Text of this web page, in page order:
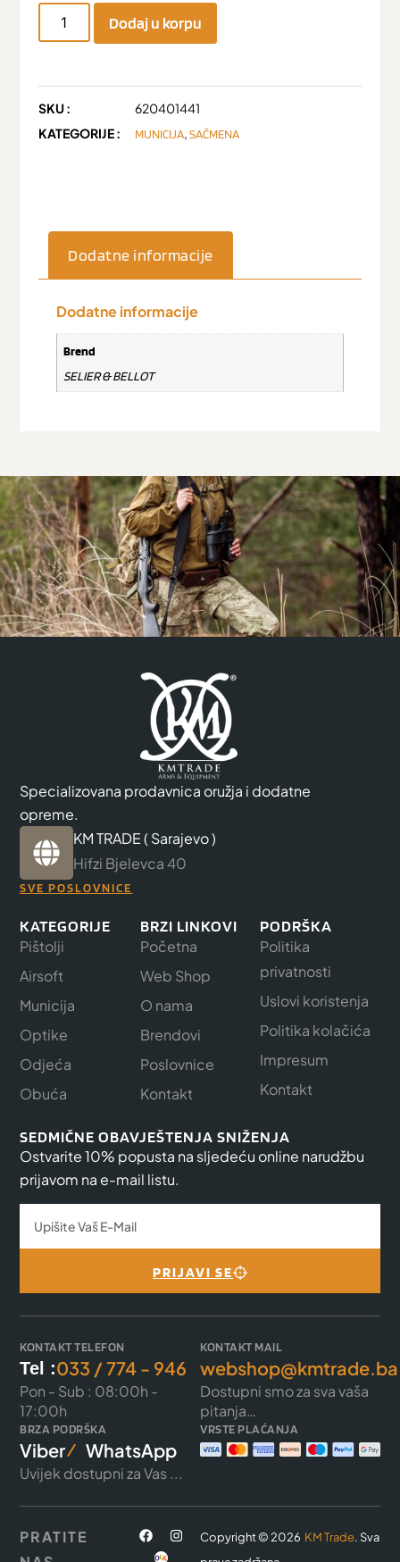
Dodaj u korpu
SKU :
620401441
KATEGORIJE :
MUNICIJA,SAČMENA
Dodatne informacije
Dodatne informacije
Brend
SELIER & BELLOT
Specializovana prodavnica oružja i dodatne
opreme.
KM TRADE ( Sarajevo )
Hifzi Bjelevca 40
SVE POSLOVNICE
KATEGORIJE
Pištolji
Airsoft
Municija
Optike
Odjeća
Obuća
BRZI LINKOVI
Početna
Web Shop
O nama
Brendovi
Poslovnice
Kontakt
PODRŠKA
Politika
privatnosti
Uslovi koristenja
Politika kolačića
Impresum
Kontakt
SEDMIČNE OBAVJEŠTENJA SNIŽENJA
Ostvarite 10% popusta na sljedeću online narudžbu
prijavom na e-mail listu.
PRIJAVI SE
KONTAKT TELEFON
Tel :033 / 774 - 946
Pon - Sub : 08:00h -
17:00h
KONTAKT MAIL
webshop@kmtrade.ba
Dostupni smo za sva vaša
pitanja…
BRZA PODRŠKA
Viber WhatsApp
Uvijek dostupni za Vas ...
VRSTE PLAĆANJA
Copyright © 2026 KM Trade. Sva
PRATITE